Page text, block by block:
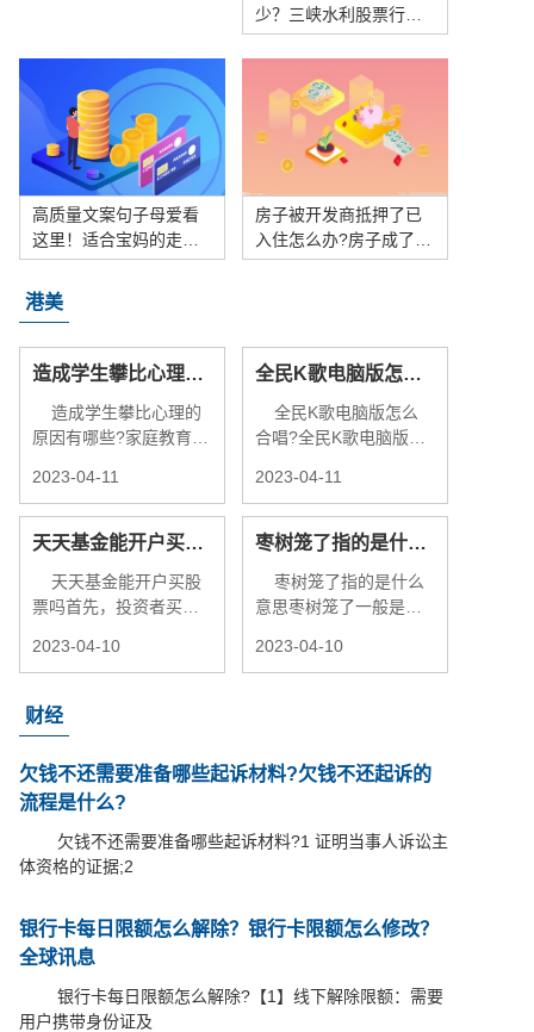
少？三峡水利股票行情
怎么样？
高质量文案句子母爱看
这里！适合宝妈的走心
文案有哪些？
房子被开发商抵押了已
入住怎么办?房子成了烂
尾楼还用继续还房贷吗?
港美
造成学生攀比心理的
原因有哪些？学生攀
比现象的表现形式有
造成学生攀比心理的
原因有哪些?家庭教育方
是独
2023-04-11
全民K歌电脑版怎么
合唱？ 全民k歌的音
频怎么导出来？ 环球
全民K歌电脑版怎么
合唱?全民K歌电脑版合
K歌电
2023-04-11
天天基金能开户买股
票吗？哪些指数更适
合投资？
天天基金能开户买股
票吗首先，投资者买卖
户，而
2023-04-10
枣树笼了指的是什么
意思？枣疯病是很严
重的病吗？
枣树笼了指的是什么
意思枣树笼了一般是指
病是
2023-04-10
财经
欠钱不还需要准备哪些起诉材料?欠钱不还起诉的
流程是什么?
欠钱不还需要准备哪些起诉材料?1 证明当事人诉讼主
体资格的证据;2
银行卡每日限额怎么解除？银行卡限额怎么修改？
全球讯息
银行卡每日限额怎么解除?【1】线下解除限额：需要
用户携带身份证及